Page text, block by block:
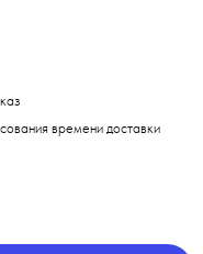
времени доставки